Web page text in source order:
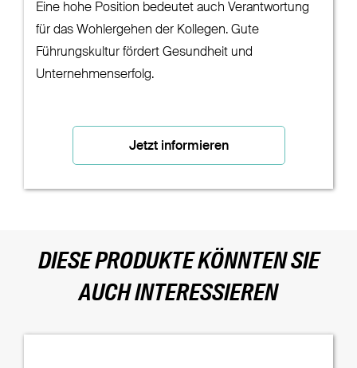
Eine hohe Position bedeutet auch Verantwortung
für das Wohlergehen der Kollegen. Gute
Führungskultur fördert Gesundheit und
Unternehmenserfolg.
Jetzt informieren
DIESE PRODUKTE KÖNNTEN SIE
AUCH INTERESSIEREN